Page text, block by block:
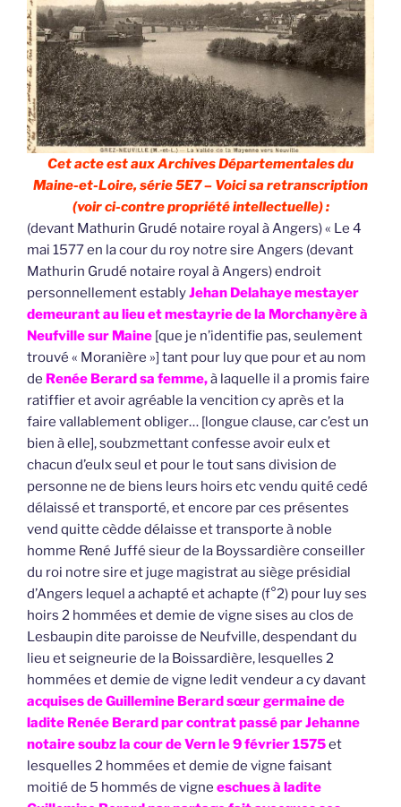
Cet acte est aux Archives Départementales du
Maine-et-Loire, série 5E7 – Voici sa retranscription
(voir ci-contre propriété intellectuelle) :
(devant Mathurin Grudé notaire royal à Angers) « Le 4
mai 1577 en la cour du roy notre sire Angers (devant
Mathurin Grudé notaire royal à Angers) endroit
personnellement establyJehan Delahaye mestayer
demeurant au lieu et mestayrie de la Morchanyère à
Neufville sur Maine [que je n’identifie pas, seulement
trouvé « Moranière »] tant pour luy que pour et au nom
de Renée Berard sa femme,à laquelle il a promis faire
ratiffier et avoir agréable la vencition cy après et la
faire vallablement obliger… [longue clause, car c’est un
bien à elle], soubzmettant confesse avoir eulx et
chacun d’eulx seul et pour le tout sans division de
personne ne de biens leurs hoirs etc vendu quité cedé
délaissé et transporté, et encore par ces présentes
vend quitte cèdde délaisse et transporte à noble
homme René Juffé sieur de la Boyssardière conseiller
du roi notre sire et juge magistrat au siège présidial
d’Angers lequel a achapté et achapte (f°2) pour luy ses
hoirs 2 hommées et demie de vigne sises au clos de
Lesbaupin dite paroisse de Neufville, despendant du
lieu et seigneurie de la Boissardière, lesquelles 2
hommées et demie de vigne ledit vendeur a cy davant
acquises de Guillemine Berard sœur germaine de
ladite Renée Berard par contrat passé par Jehanne
notaire soubz la cour de Vern le 9 février 1575et
lesquelles 2 hommées et demie de vigne faisant
moitié de 5 hommés de vigne eschues à ladite